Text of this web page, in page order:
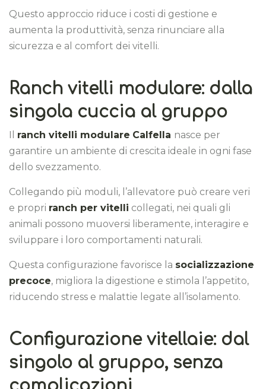
Questo approccio riduce i costi di gestione e
aumenta la produttività, senza rinunciare alla
sicurezza e al comfort dei vitelli.
Ranch vitelli modulare: dalla
singola cuccia al gruppo
Il ranch vitelli modulare Calfella nasce per
garantire un ambiente di crescita ideale in ogni fase
dello svezzamento.
Collegando più moduli, l’allevatore può creare veri
e propri ranch per vitelli collegati, nei quali gli
animali possono muoversi liberamente, interagire e
sviluppare i loro comportamenti naturali.
Questa configurazione favorisce la socializzazione
precoce, migliora la digestione e stimola l’appetito,
riducendo stress e malattie legate all’isolamento.
Configurazione vitellaie: dal
singolo al gruppo, senza